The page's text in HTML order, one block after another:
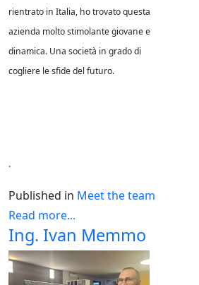
rientrato in Italia, ho trovato questa
azienda molto stimolante giovane e
dinamica. Una società in grado di
cogliere le sfide del futuro.
.
Published in Meet the team
Read more...
Ing. Ivan Memmo